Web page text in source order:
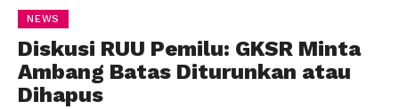
NEWS
Diskusi RUU Pemilu: GKSR Minta
Ambang Batas Diturunkan atau
Dihapus